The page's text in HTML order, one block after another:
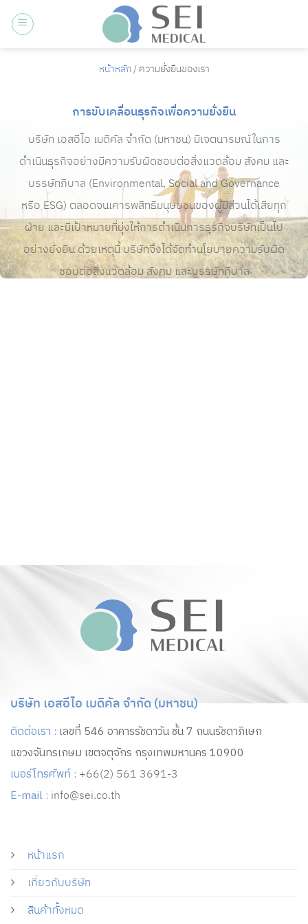
หน้าหลัก/ ความยั่งยืนของเรา
การขับเคลื่อนธุรกิจเพื่อความยั่งยืน
บริษัท เอสอีไอ เมดิคัล จำกัด (มหาชน) มีเจตนารมณ์ในการ
ดำเนินธุรกิจอย่างมีความรับผิดชอบต่อสิ่งแวดล้อม สังคม และ
บรรษัทภิบาล (Environmental, Social and Governance
หรือ ESG) ตลอดจนเคารพสิทธิมนุษยชนของผู้มีส่วนได้เสียทุก
ฝ่าย และมีเป้าหมายที่มุ่งให้การดำเนินการธุรกิจบริษัทเป็นไป
อย่างยั่งยืน ด้วยเหตุนี้ บริษัทจึงได้จัดทำนโยบายความรับผิด
ชอบต่อสิ่งแวดล้อม สังคม และบรรษัทภิบาล
บริษัท เอสอีไอ เมดิคัล จำกัด (มหาชน)
ติดต่อเรา : เลขที่ 546 อาคารรัชดาวัน ชั้น 7 ถนนรัชดาภิเษก
แขวงจันทรเกษม เขตจตุจักร กรุงเทพมหานคร 10900
เบอร์โทรศัพท์ : +66(2) 561 3691-3
E-mail : info@sei.co.th
หน้าแรก
เกี่ยวกับบริษัท
สินค้าทั้งหมด